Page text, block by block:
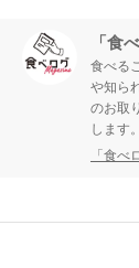
「食
食べる
や知ら
のお取
します。
「食